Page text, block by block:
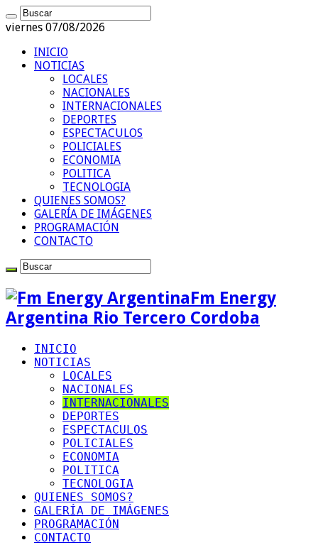
viernes 07/08/2026
INICIO
NOTICIAS
LOCALES
NACIONALES
INTERNACIONALES
DEPORTES
ESPECTACULOS
POLICIALES
ECONOMIA
POLITICA
TECNOLOGIA
QUIENES SOMOS?
GALERÍA DE IMÁGENES
PROGRAMACIÓN
CONTACTO
Fm Energy
Argentina Rio Tercero Cordoba
INICIO
NOTICIAS
LOCALES
NACIONALES
INTERNACIONALES
DEPORTES
ESPECTACULOS
POLICIALES
ECONOMIA
POLITICA
TECNOLOGIA
QUIENES SOMOS?
GALERÍA DE IMÁGENES
PROGRAMACIÓN
CONTACTO